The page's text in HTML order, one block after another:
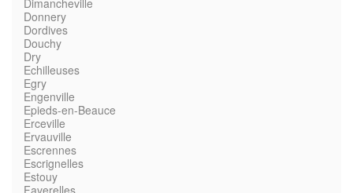
Dimancheville
Donnery
Dordives
Douchy
Dry
Echilleuses
Egry
Engenville
Epieds-en-Beauce
Erceville
Ervauville
Escrennes
Escrignelles
Estouy